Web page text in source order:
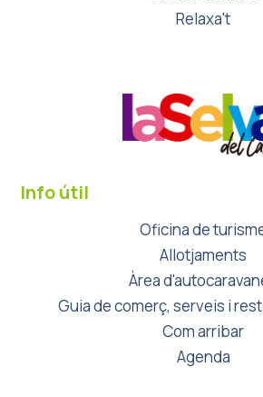
Relaxa't
Info útil
Oficina de
Allotjaments
Àrea
Guia de comerç, serveis i
Com arribar
Agenda